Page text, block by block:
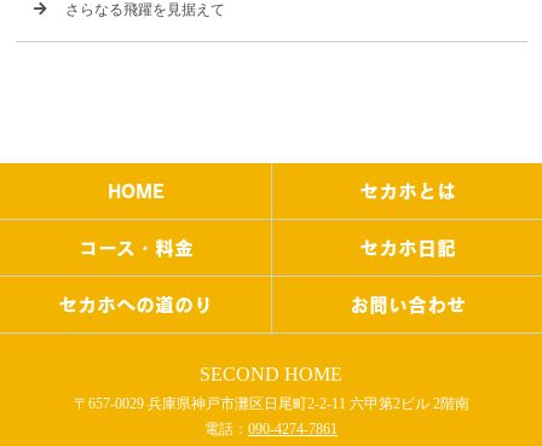
さらなる飛躍を見据えて
HOME セカホとは
コース・料金 セカホ日記
セカホへの道のり お問い合わせ
SECOND HOME
〒657-0029 兵庫県神戸市灘区日尾町2-2-11 六甲第2ビル 2階南
電話： 090-4274-7861